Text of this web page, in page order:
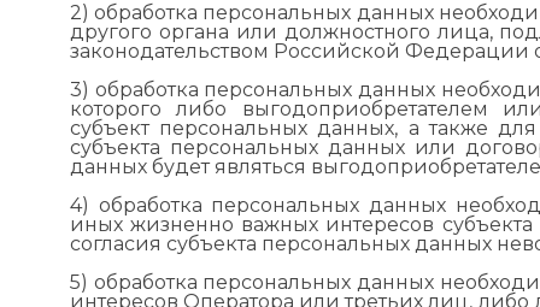
2) обработка персональных данных
другого органа или должностного лица,
законодательством Российской Федерации
3) обработка персональных данных
которого либо выгодоприобретателем
субъект персональных данных, а также
субъекта персональных данных или
данных будет являться
4) обработка персональных данных
иных жизненно важных интересов
согласия субъекта персональных данных
5) обработка персональных данных
интересов Оператора или третьих лиц,